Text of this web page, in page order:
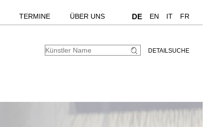
TERMINE ÜBER UNS DE EN IT FR
DETAILSUCHE